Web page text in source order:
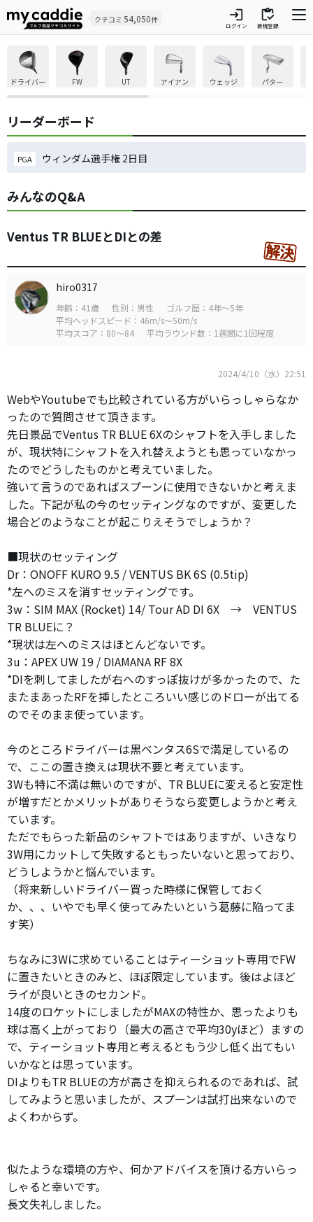
クチコミ 54,050件 login
ログイン
inventory
新規登録
ドライバー FW UT アイアン ウェッジ パター
リーダーボード
PGA ウィンダム選手権 2日目
みんなのQ&A
Ventus TR BLUEとDIとの差
hiro0317
年齢：41歳 性別：男性
ゴルフ歴：4年～5年
平均ヘッドスピード：46m/s～50m/s
平均スコア：80～84
平均ラウンド数：1週間に1回程度
2024/4/10（水）22:51
WebやYoutubeでも比較されている方がいらっしゃらなか
ったので質問させて頂きます。
先日景品でVentus TR BLUE 6Xのシャフトを入手しました
が、現状特にシャフトを入れ替えようとも思っていなかっ
たのでどうしたものかと考えていました。
強いて言うのであればスプーンに使用できないかと考えま
した。下記が私の今のセッティングなのですが、変更した
場合どのようなことが起こりえそうでしょうか？
■現状のセッティング
Dr：ONOFF KURO 9.5 / VENTUS BK 6S (0.5tip)
*左へのミスを消すセッティングです。
3w：SIM MAX (Rocket) 14/ Tour AD DI 6X → VENTUS
TR BLUEに？
*現状は左へのミスはほとんどないです。
3u：APEX UW 19 / DIAMANA RF 8X
*DIを刺してましたが右へのすっぽ抜けが多かったので、た
またまあったRFを挿したところいい感じのドローが出てる
のでそのまま使っています。
今のところドライバーは黒ベンタス6Sで満足しているの
で、ここの置き換えは現状不要と考えています。
3Wも特に不満は無いのですが、TR BLUEに変えると安定性
が増すだとかメリットがありそうなら変更しようかと考え
ています。
ただでもらった新品のシャフトではありますが、いきなり
3W用にカットして失敗するともったいないと思っており、
どうしようかと悩んでいます。
（将来新しいドライバー買った時様に保管しておく
か、、、いやでも早く使ってみたいという葛藤に陥ってま
す笑）
ちなみに3Wに求めていることはティーショット専用でFW
に置きたいときのみと、ほぼ限定しています。後はよほど
ライが良いときのセカンド。
14度のロケットにしましたがMAXの特性か、思ったよりも
球は高く上がっており（最大の高さで平均30yほど）ますの
で、ティーショット専用と考えるともう少し低く出てもい
いかなとは思っています。
DIよりもTR BLUEの方が高さを抑えられるのであれば、試
してみようと思いましたが、スプーンは試打出来ないので
よくわからず。
似たような環境の方や、何かアドバイスを頂ける方いらっ
しゃると幸いです。
長文失礼しました。